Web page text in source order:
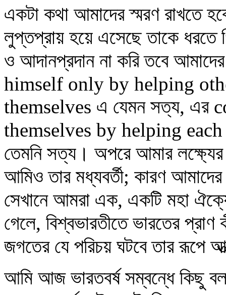
একটা কথা আমাদের স্মরণ রাখতে
লুপ্তপ্রায় হয়ে এসেছে তাকে ধরতে
ও আদানপ্রদান না করি তবে
himself only by helping
themselves এ যেমন সত্য, এর
themselves by helping
তেমনি সত্য। অপরে আমার লক্ষ্যের
আমিও তার মধ্যবর্তী; কারণ
সেখানে আমরা এক, একটি মহা
গেলে, বিশ্বভারতীতে ভারতের
জগতের যে পরিচয় ঘটবে তার রূপে
আমি আজ ভারতবর্ষ সম্বন্ধে কিছু